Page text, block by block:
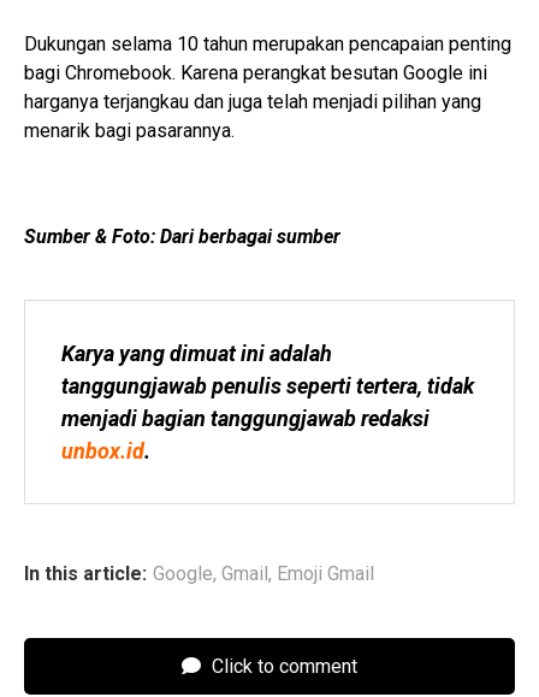
Dukungan selama 10 tahun merupakan pencapaian penting
bagi Chromebook. Karena perangkat besutan Google ini
harganya terjangkau dan juga telah menjadi pilihan yang
menarik bagi pasarannya.
Sumber & Foto: Dari berbagai sumber
Karya yang dimuat ini adalah
tanggungjawab penulis seperti tertera, tidak
unbox.id.
In this article: Google, Gmail, Emoji Gmail
Click to comment